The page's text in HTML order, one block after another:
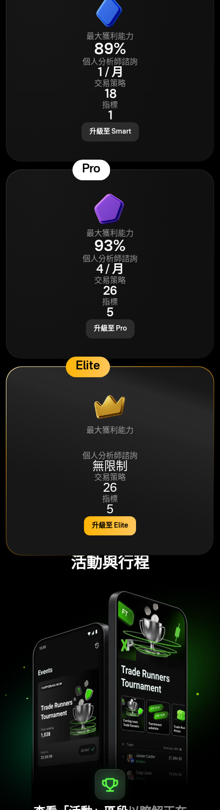
最大獲利能力
89%
個人分析師諮詢
1 / 月
交易策略
18
指標
1
升級至 Smart
Pro
最大獲利能力
93%
個人分析師諮詢
4 / 月
交易策略
26
指標
5
升級至 Pro
Elite
最大獲利能力
個人分析師諮詢
無限制
交易策略
26
指標
5
升級至 Elite
活動與行程